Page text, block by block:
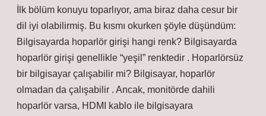
İlk bölüm konuyu toparlıyor, ama biraz daha cesur bir
dil iyi olabilirmiş. Bu kısmı okurken şöyle düşündüm:
Bilgisayarda hoparlör girişi hangi renk? Bilgisayarda
hoparlör girişi genellikle “yeşil” renktedir . Hoparlörsüz
bir bilgisayar çalışabilir mi? Bilgisayar, hoparlör
olmadan da çalışabilir . Ancak, monitörde dahili
hoparlör varsa, HDMI kablo ile bilgisayara